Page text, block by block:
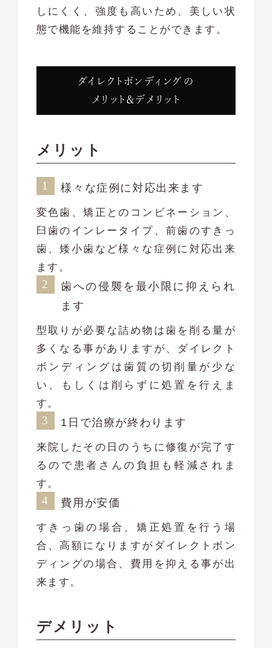
しにくく、強度も高いため、美しい状
態で機能を維持することができます。
ダイレクトボンディングの
メリット&デメリット
メリット
様々な症例に対応出来ます
変色歯、矯正とのコンビネーション、
臼歯のインレータイプ、前歯のすきっ
歯、矮小歯など様々な症例に対応出来
ます。
歯への侵襲を最小限に抑えられ
ます
型取りが必要な詰め物は歯を削る量が
多くなる事がありますが、ダイレクト
ボンディングは歯質の切削量が少な
い、もしくは削らずに処置を行えま
す。
1日で治療が終わります
来院したその日のうちに修復が完了す
るので患者さんの負担も軽減されま
す。
費用が安価
すきっ歯の場合、矯正処置を行う場
合、高額になりますがダイレクトボン
ディングの場合、費用を抑える事が出
来ます。
デメリット